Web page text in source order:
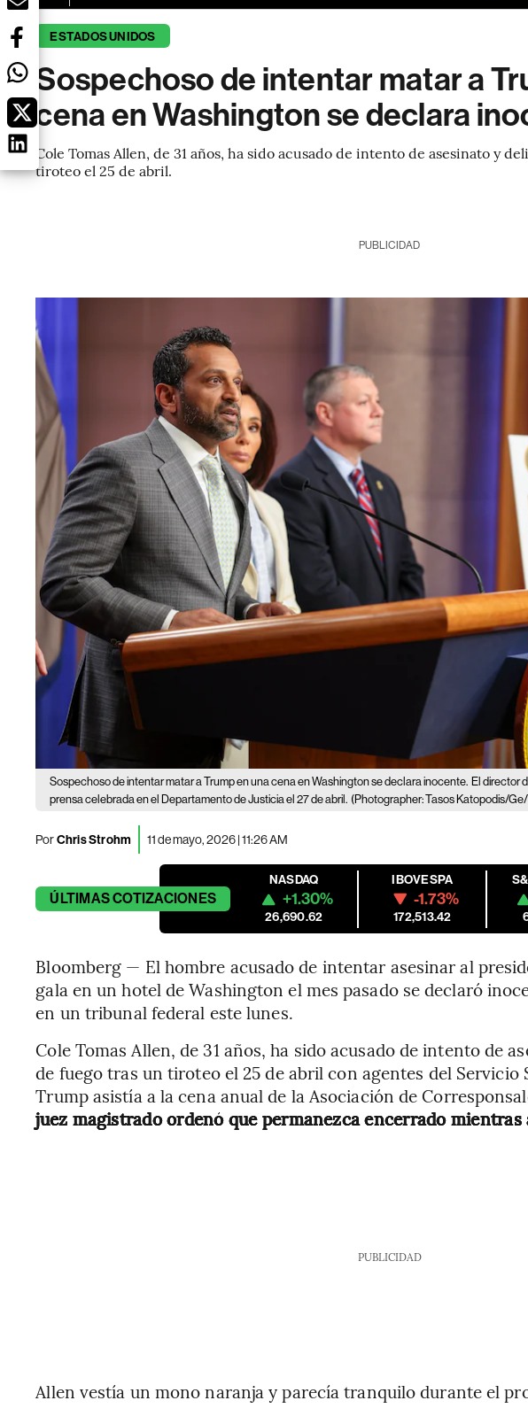
ESTADOS UNIDOS
Sospechoso de intentar matar a
cena en Washington se declara
Cole Tomas Allen, de 31 años, ha sido acusado de intento de asesinato y
tiroteo el 25 de abril.
PUBLICIDAD
Sospechoso de intentar matar a Trump en una cena en Washington se declara inocente. El director
prensa celebrada en el Departamento de Justicia el 27 de abril. (Photographer: Tasos Katopodis/
PorChris Strohm 11 de mayo, 2026 | 11:26 AM
ÚLTIMASCOTIZACIONES
NASDAQ
+1.30%
26,690.62
IBOVESPA
-1.73%
172,513.42
Bloomberg — El hombre acusado de intentar asesinar al
gala en un hotel de Washington el mes pasado se declaró
en un tribunal federal este lunes.
Cole Tomas Allen, de 31 años, ha sido acusado de intento de
de fuego tras un tiroteo el 25 de abril con agentes del Servicio
Trump asistía a la cena anual de la Asociación de
juez magistrado ordenó que permanezca encerrado mientras
PUBLICIDAD
Allen vestía un mono naranja y parecía tranquilo durante el